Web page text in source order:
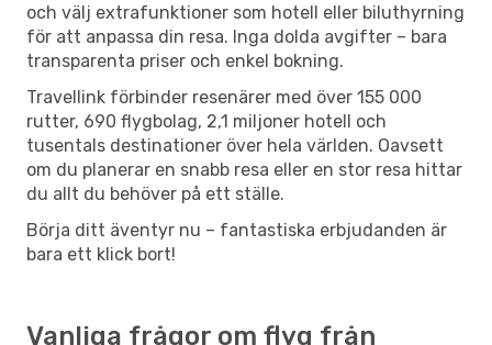
och välj extrafunktioner som hotell eller biluthyrning
för att anpassa din resa. Inga dolda avgifter – bara
transparenta priser och enkel bokning.
Travellink förbinder resenärer med över 155 000
rutter, 690 flygbolag, 2,1 miljoner hotell och
tusentals destinationer över hela världen. Oavsett
om du planerar en snabb resa eller en stor resa hittar
du allt du behöver på ett ställe.
Börja ditt äventyr nu – fantastiska erbjudanden är
bara ett klick bort!
Vanliga frågor om flyg från